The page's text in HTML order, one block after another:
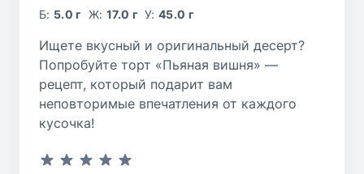
Б: 5.0 г Ж: 17.0 г У:45.0 г
Ищете вкусный и оригинальный десерт?
Попробуйте торт «Пьяная вишня» —
рецепт, который подарит вам
неповторимые впечатления от каждого
кусочка!